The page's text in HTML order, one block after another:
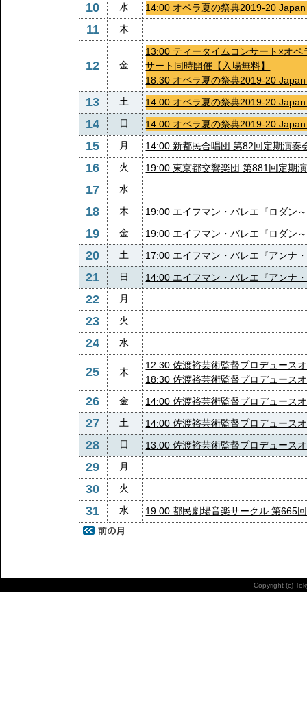
10 水 14:00 オペラ夏の祭典2019-20
11 木
12 金
13:00 ティータイムコンサート×オ
サート同時開催【入場無料】
18:30 オペラ夏の祭典2019-20
13 土 14:00 オペラ夏の祭典2019-20
14 日 14:00 オペラ夏の祭典2019-20
15 月 14:00 新都民合唱団 第82回定期演奏
16 火 19:00 東京都交響楽団 第881回定期
17 水
18 木 19:00 エイフマン・バレエ『ロダン
19 金 19:00 エイフマン・バレエ『ロダン
20 土 17:00 エイフマン・バレエ『アンナ
21 日 14:00 エイフマン・バレエ『アンナ
22 月
23 火
24 水
25 木
12:30 佐渡裕芸術監督プロデュース
18:30 佐渡裕芸術監督プロデュース
26 金 14:00 佐渡裕芸術監督プロデュース
27 土 14:00 佐渡裕芸術監督プロデュース
28 日 13:00 佐渡裕芸術監督プロデュース
29 月
30 火
31 水 19:00 都民劇場音楽サークル 第665
Copyright (c)